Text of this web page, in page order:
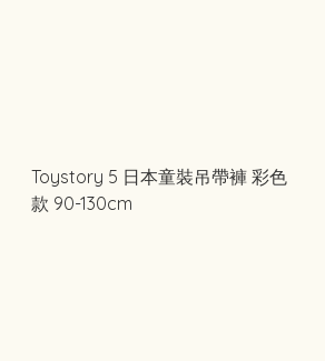
Toystory 5 日本童裝吊帶褲 彩色
款 90-130cm